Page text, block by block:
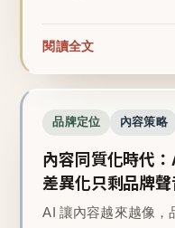
閱讀全文
品牌定位 內容策略
內容同質化時代
差異化只剩品牌
AI 讓內容越來越像，